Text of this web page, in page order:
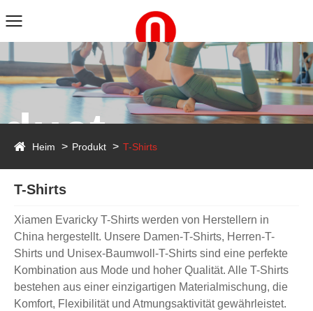
Heim Produkt T-Shirts
T-Shirts
Xiamen Evaricky T-Shirts werden von Herstellern in
China hergestellt. Unsere Damen-T-Shirts, Herren-T-
Shirts und Unisex-Baumwoll-T-Shirts sind eine perfekte
Kombination aus Mode und hoher Qualität. Alle T-Shirts
bestehen aus einer einzigartigen Materialmischung, die
Komfort, Flexibilität und Atmungsaktivität gewährleistet.